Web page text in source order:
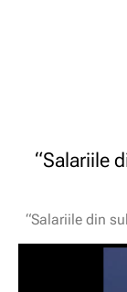
“Salariile
“Salariile din